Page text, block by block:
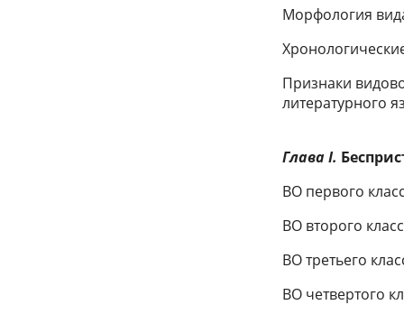
Морфология
Признаки
литературного
Глава I.
ВО первого
ВО второго
ВО третьего
ВО четвертого